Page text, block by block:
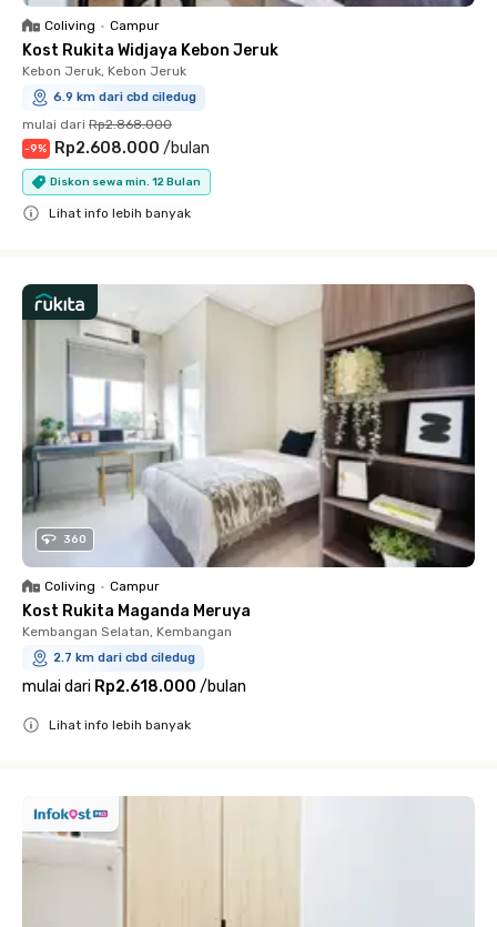
Coliving • Campur
Kost Rukita Widjaya Kebon Jeruk
Kebon Jeruk, Kebon Jeruk
6.9 km dari cbd ciledug
mulai dari Rp2.868.000
-9% Rp2.608.000 /bulan
Diskon sewa min. 12 Bulan
Lihat info lebih banyak
360
Coliving • Campur
Kost Rukita Maganda Meruya
Kembangan Selatan, Kembangan
2.7 km dari cbd ciledug
mulai dari Rp2.618.000 /bulan
Lihat info lebih banyak